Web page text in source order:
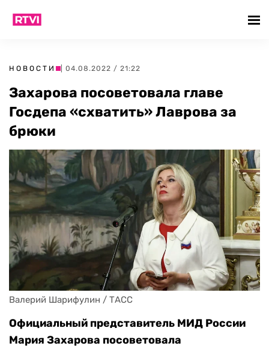
НОВОСТИ | 04.08.2022 / 21:22
Захарова посоветовала главе
Госдепа «схватить» Лаврова за
брюки
Валерий Шарифулин / ТАСС
Официальный представитель МИД России
Мария Захарова посоветовала